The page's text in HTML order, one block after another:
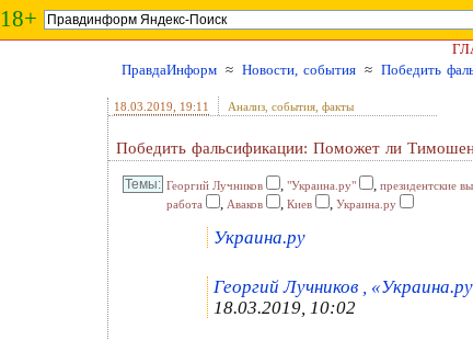
18+
ПравдаИнформ ≈ Новости, события ≈ Победить
18.03.2019 , 19:11 Анализ, события, факты
Победить фальсификации: Поможет ли
Георгий Лучников , "Украина.ру" , президентские
работа , Аваков , Киев , Украина.ру
Украина.ру
Георгий Лучников ,
18.03.2019, 10:02